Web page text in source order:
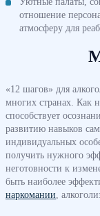
отношение
атмосферу для
«12 шагов» для
многих странах. Как
способствует
развитию навыков
индивидуальных
получить нужного
неготовности к
быть наиболее
наркомании ,